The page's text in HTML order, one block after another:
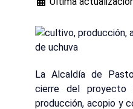
La Alcaldía de
cierre del proyecto
producción, acopio y